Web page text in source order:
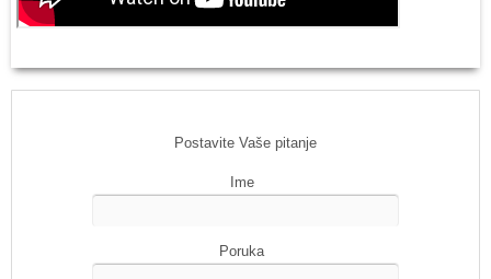
Postavite Vaše pitanje
Ime
Poruka